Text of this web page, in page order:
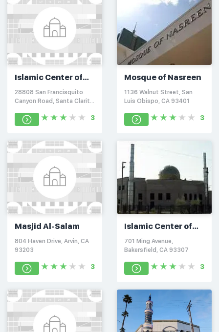
Islamic Center of
Santa Clarita Valley
28808 San Francisquito
Canyon Road, Santa Clarita,
3
Mosque of Nasreen
1136 Walnut Street, San
Luis Obispo, CA 93401
3
Masjid Al-Salam
804 Haven Drive, Arvin, CA
93203
3
Islamic Center of
San Joaquin Valley
701 Ming Avenue,
Bakersfield, CA 93307
3